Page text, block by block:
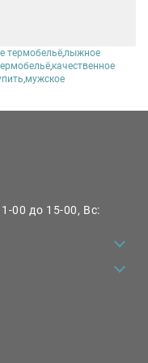
термобельё,лыжное
,качественное
,мужское
00 до 15-00, Вс: